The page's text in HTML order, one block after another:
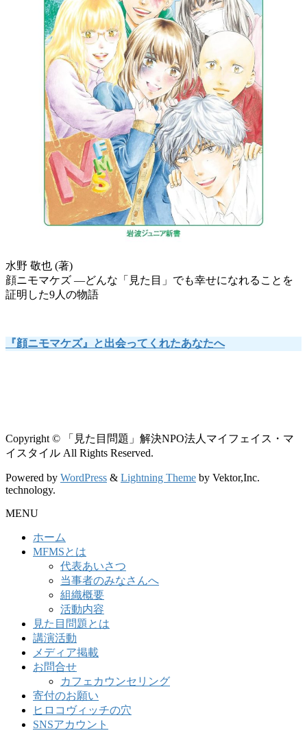
水野 敬也 (著)
顔ニモマケズ ―どんな「見た目」でも幸せになれることを
証明した9人の物語
『顔ニモマケズ』と出会ってくれたあなたへ
Copyright © 「見た目問題」解決NPO法人マイフェイス・マ
イスタイル All Rights Reserved.
Powered by WordPress & Lightning Theme by Vektor,Inc.
technology.
MENU
ホーム
MFMSとは
代表あいさつ
当事者のみなさんへ
組織概要
活動内容
見た目問題とは
講演活動
メディア掲載
お問合せ
カフェカウンセリング
寄付のお願い
ヒロコヴィッチの穴
SNSアカウント